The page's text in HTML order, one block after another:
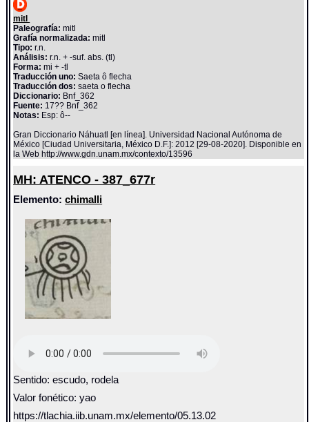
mitl
Paleografía: mitl
Grafía normalizada: mitl
Tipo: r.n.
Análisis: r.n. + -suf. abs. (tl)
Forma: mi + -tl
Traducción uno: Saeta ô flecha
Traducción dos: saeta o flecha
Diccionario: Bnf_362
Fuente: 17?? Bnf_362
Notas: Esp: ô--
Gran Diccionario Náhuatl [en línea]. Universidad Nacional Autónoma de
México [Ciudad Universitaria, México D.F.]: 2012 [29-08-2020]. Disponible en
la Web http://www.gdn.unam.mx/contexto/13596
MH: ATENCO - 387_677r
Elemento:chimalli
Sentido: escudo, rodela
Valor fonético: yao
https://tlachia.iib.unam.mx/elemento/05.13.02